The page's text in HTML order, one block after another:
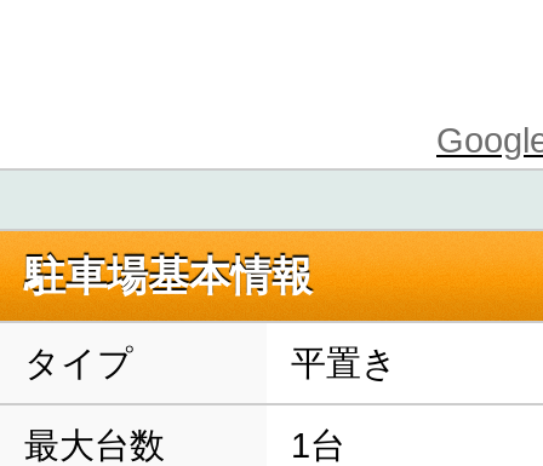
駐車場基本情報
タイプ 平置き
最大台数 1台